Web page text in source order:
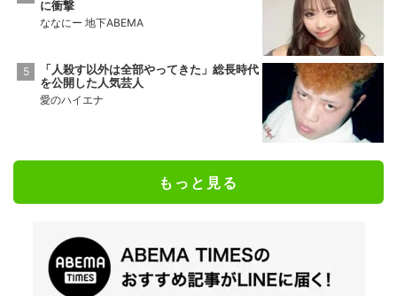
に衝撃
ななにー 地下ABEMA
「人殺す以外は全部やってきた」総長時代
を公開した人気芸人
愛のハイエナ
もっと見る